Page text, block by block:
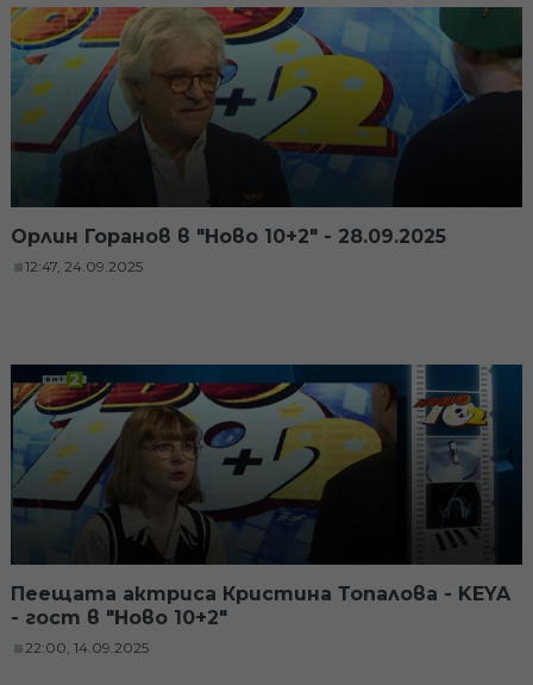
Орлин Горанов в "Ново 10+2" - 28.09.2025
12:47, 24.09.2025
Пеещата актриса Кристина Топалова - KEYA
- гост в "Ново 10+2"
22:00, 14.09.2025